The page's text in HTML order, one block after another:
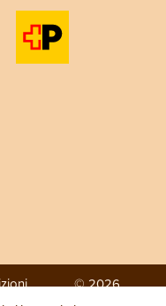
© 2026